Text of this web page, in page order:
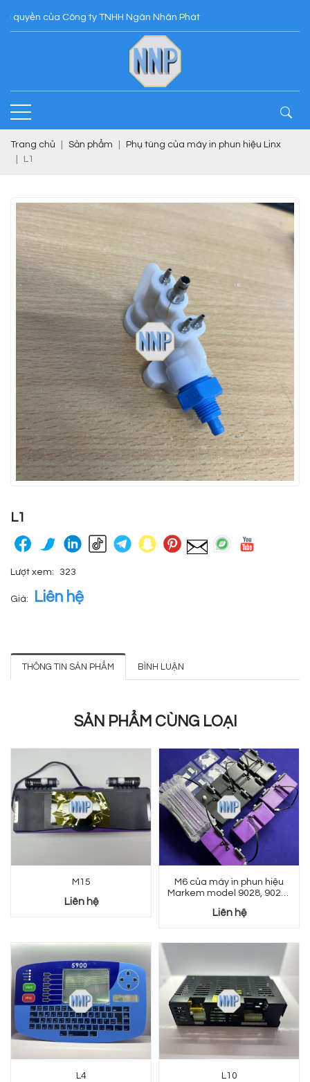
của Công ty TNHH Ngân Nhân Phát
Trang chủ Sản phẩm
Phụ tùng của máy in phun hiệu Linx
L1
L1
Lượt xem: 323
Giá: Liên hệ
THÔNG TIN SẢN PHẨM BÌNH LUẬN
SẢN PHẨM CÙNG LOẠI
M15
Liên hệ
M6 của máy in phun hiệu
Markem model 9028, 9029 .
Liên hệ
L4 L10